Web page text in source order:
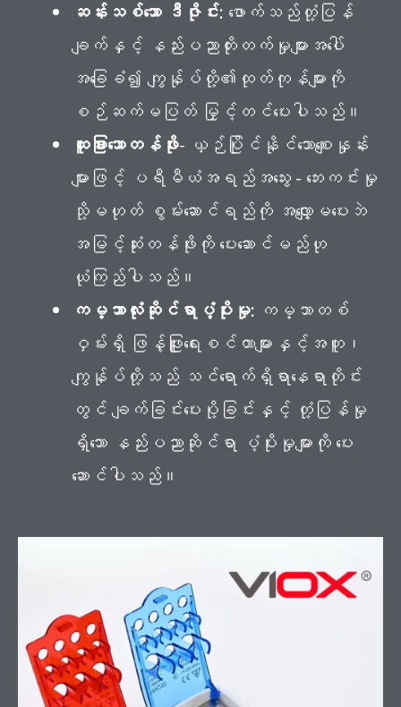
ဆန်းသစ်သော ဒီဇိုင်း: ဖောက်သည်တုံ့ပြန်
ချက်နှင့် နည်းပညာတိုးတက်မှုများအပေါ်
အခြေခံ၍ ကျွန်ုပ်တို့၏ထုတ်ကုန်များကို
စဉ်ဆက်မပြတ် မြှင့်တင်ပေးပါသည်။
ထူးခြားသောတန်ဖိုး- ယှဉ်ပြိုင်နိုင်သောစျေးနှုန်း
များဖြင့် ပရီမီယံအရည်အသွေး - ဘေးကင်းမှု
သို့မဟုတ် စွမ်းဆောင်ရည်ကို အလျှော့မပေးဘဲ
အမြင့်ဆုံးတန်ဖိုးကို ပေးဆောင်မည်ဟု
ယုံကြည်ပါသည်။
ကမ္ဘာလုံးဆိုင်ရာပံ့ပိုးမှု: ကမ္ဘာတစ်
ဝှမ်းရှိ ဖြန့်ဖြူးရေးစင်တာများနှင့်အတူ၊
ကျွန်ုပ်တို့သည် သင်ရောက်ရှိရာနေရာတိုင်း
တွင် ချက်ခြင်းပေးပို့ခြင်းနှင့် တုံ့ပြန်မှု
ရှိသော နည်းပညာဆိုင်ရာ ပံ့ပိုးမှုများကို ပေး
ဆောင်ပါသည်။